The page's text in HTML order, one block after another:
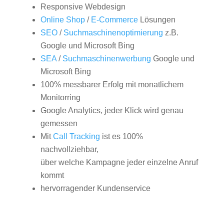
Responsive Webdesign
Online Shop/ E-CommerceLösungen
SEO/ Suchmaschinenoptimierung z.B.
Google und Microsoft Bing
SEA/ Suchmaschinenwerbung Google und
Microsoft Bing
100% messbarer Erfolg mit monatlichem
Monitorring
Google Analytics, jeder Klick wird genau
gemessen
MitCall Tracking ist es 100%
nachvollziehbar,
über welche Kampagne jeder einzelne Anruf
kommt
hervorragender Kundenservice